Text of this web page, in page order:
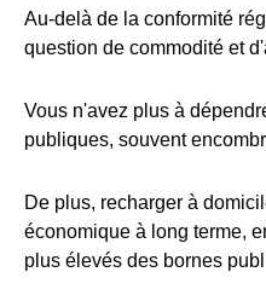
Au-delà de la conformité
question de commodité et
Vous n'avez plus à
publiques, souvent
De plus, recharger à
économique à long terme,
plus élevés des bornes